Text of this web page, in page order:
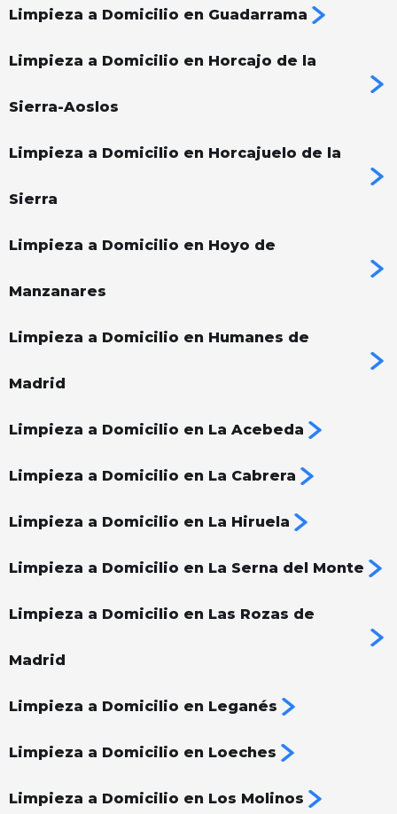
Limpieza a Domicilio en Guadarrama
Limpieza a Domicilio en Horcajo de la
Sierra-Aoslos
Limpieza a Domicilio en Horcajuelo de la
Sierra
Limpieza a Domicilio en Hoyo de
Manzanares
Limpieza a Domicilio en Humanes de
Madrid
Limpieza a Domicilio en La Acebeda
Limpieza a Domicilio en La Cabrera
Limpieza a Domicilio en La Hiruela
Limpieza a Domicilio en La Serna del Monte
Limpieza a Domicilio en Las Rozas de
Madrid
Limpieza a Domicilio en Leganés
Limpieza a Domicilio en Loeches
Limpieza a Domicilio en Los Molinos